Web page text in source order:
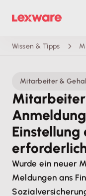
Wissen & Tipps
Mitarbeiter &
Mitarbeiter
Wurde ein neuer
Meldungen ans